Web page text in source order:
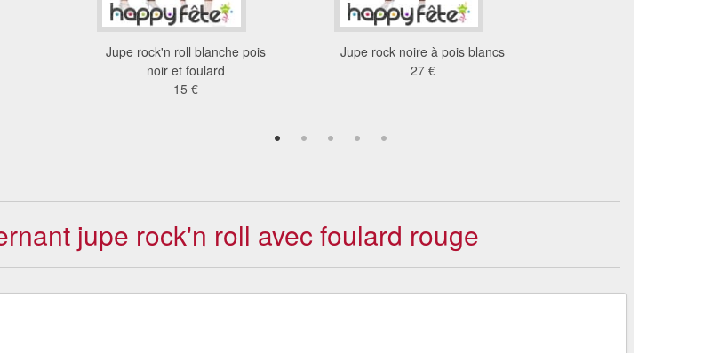
Jupe rock'n roll blanche pois
noir et foulard
15 €
Jupe rock noire à pois blancs
27 €
jupe rock'n roll avec foulard rouge